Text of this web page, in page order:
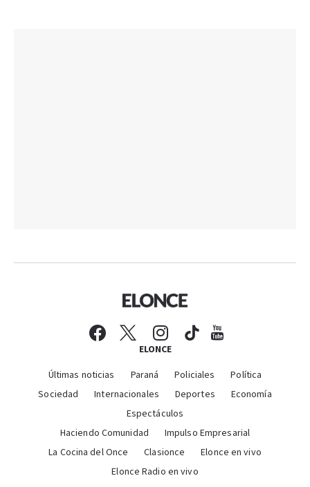
ELONCE
Últimas noticias Paraná Policiales
Política
Sociedad
Internacionales Deportes
Economía
Espectáculos
Haciendo Comunidad
Impulso Empresarial
La Cocina del Once
Clasionce
Elonce en vivo
Elonce Radio en vivo